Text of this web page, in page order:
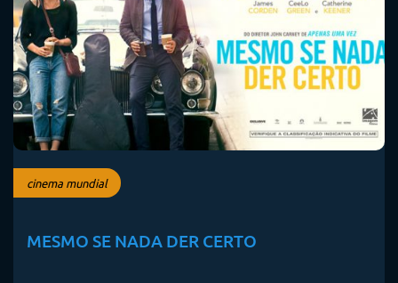
cinema mundial
MESMO SE NADA DER CERTO